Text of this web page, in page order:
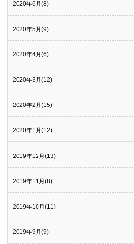
2020年6月(8)
2020年5月(9)
2020年4月(6)
2020年3月(12)
2020年2月(15)
2020年1月(12)
2019年12月(13)
2019年11月(8)
2019年10月(11)
2019年9月(9)